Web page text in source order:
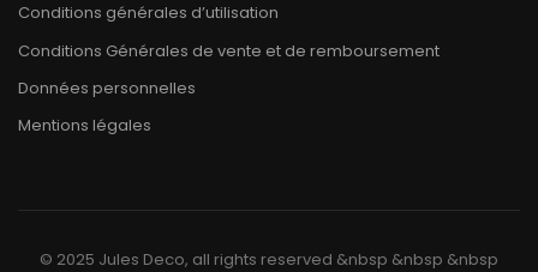
Conditions générales d’utilisation
Conditions Générales de vente et de remboursement
Données personnelles
Mentions légales
© 2025 Jules Deco, all rights reserved &nbsp &nbsp &nbsp